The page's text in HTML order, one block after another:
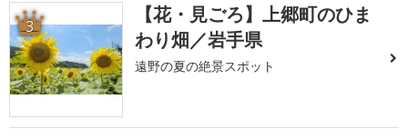
3
【花・見ごろ】上郷町のひま
わり畑／岩手県
遠野の夏の絶景スポット